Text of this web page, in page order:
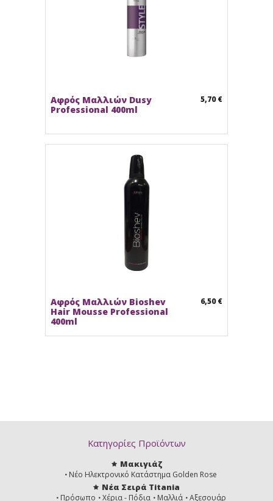
Αφρός Μαλλιών Dusy
Professional 400ml
5,70 €
Αφρός Μαλλιών Bioshev
Hair Mousse Professional
400ml
6,50 €
Κατηγορίες Προϊόντων
Μακιγιάζ
Νέο Ηλεκτρονικό Κατάστημα Golden Rose
Νέα Σειρά Titania
Πρόσωπο Χέρια - Πόδια Μαλλιά Αξεσουάρ